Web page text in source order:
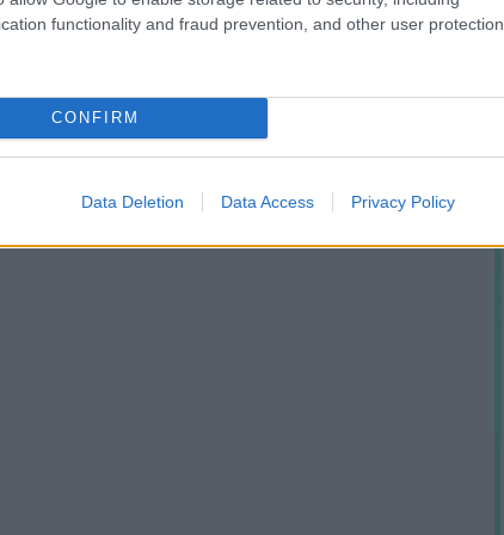
functionality and fraud prevention, and other user protection.
CONFIRM
Data Deletion Data Access Privacy Policy